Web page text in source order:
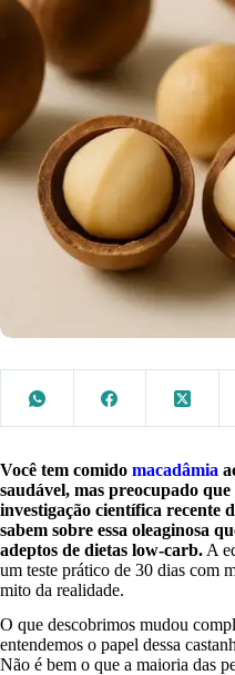
Você tem comido macadâmia
saudável, mas preocupado
investigação científica recente
sabem sobre essa oleaginosa
adeptos de dietas low-carb. A
um teste prático de 30 dias com
mito da realidade.
O que descobrimos mudou
entendemos o papel dessa
Não é bem o que a maioria das